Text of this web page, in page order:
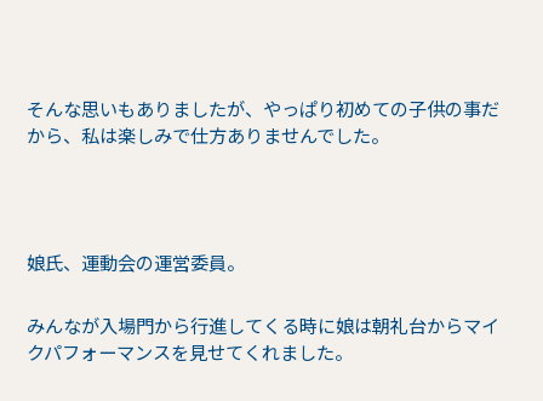
そんな思いもありましたが、やっぱり初めての子供の事だ
から、私は楽しみで仕方ありませんでした。
娘氏、運動会の運営委員。
みんなが入場門から行進してくる時に娘は朝礼台からマイ
クパフォーマンスを見せてくれました。